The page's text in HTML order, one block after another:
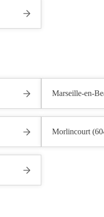
Marseille-en-
Morlincourt